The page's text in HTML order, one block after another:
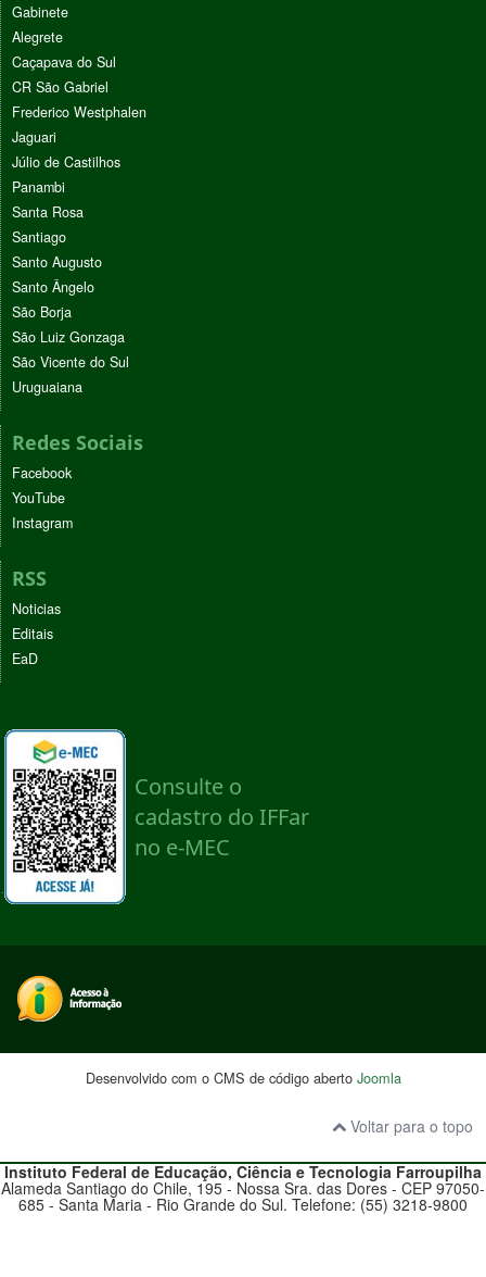
Gabinete
Alegrete
Caçapava do Sul
CR São Gabriel
Frederico Westphalen
Jaguari
Júlio de Castilhos
Panambi
Santa Rosa
Santiago
Santo Augusto
Santo Ângelo
São Borja
São Luiz Gonzaga
São Vicente do Sul
Uruguaiana
Redes Sociais
Facebook
YouTube
Instagram
RSS
Noticias
Editais
EaD
Desenvolvido com o CMS de código aberto Joomla
Voltar para o topo
Instituto Federal de Educação, Ciência e TecnologiaFarroupilha
Alameda Santiago do Chile, 195 - Nossa Sra. das Dores - CEP 97050-
685 - Santa Maria - Rio Grande do Sul. Telefone: (55) 3218-9800